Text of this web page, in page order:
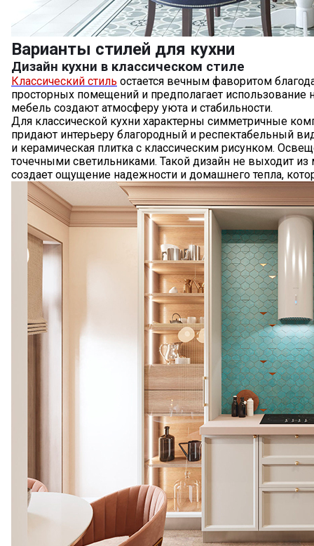
Варианты стилей для кухни
Дизайн кухни в классическом стиле
Классический стиль остается вечным фаворитом
просторных помещений и предполагает использование
мебель создают атмосферу уюта и стабильности.
Для классической кухни характерны симметричные
придают интерьеру благородный и респектабельный
и керамическая плитка с классическим рисунком.
точечными светильниками. Такой дизайн не выходит
создает ощущение надежности и домашнего тепла,